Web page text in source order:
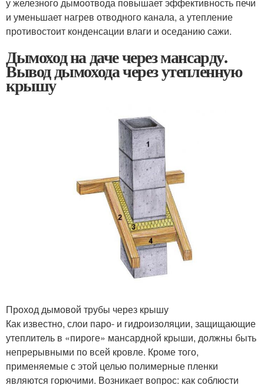
у железного дымоотвода повышает эффективность печи
и уменьшает нагрев отводного канала, а утепление
противостоит конденсации влаги и оседанию сажи.
Дымоход на даче через мансарду.
Вывод дымохода через утепленную
крышу
Проход дымовой трубы через крышу
Как известно, слои паро- и гидроизоляции, защищающие
утеплитель в «пироге» мансардной крыши, должны быть
непрерывными по всей кровле. Кроме того,
применяемые с этой целью полимерные пленки
являются горючими. Возникает вопрос: как соблюсти